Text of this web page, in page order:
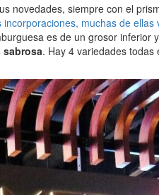
novedades, siempre con el
muchas de
es de un grosor inferior
sabrosa. Hay 4 variedades todas